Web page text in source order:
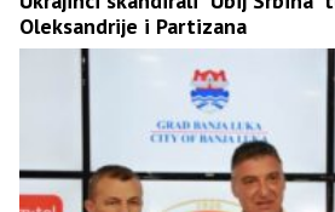
Oleksandrije i Partizana